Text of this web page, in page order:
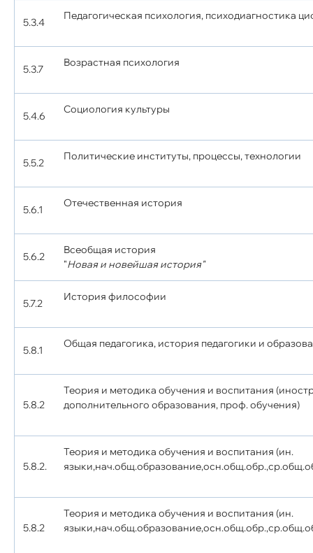
5.3.4
Педагогическая психология, психодиагностика
5.3.7
Возрастная психология
5.4.6
Социология культуры
5.5.2
Политические институты, процессы, технологии
5.6.1
Отечественная история
5.6.2
Всеобщая история
"Новая и новейшая история"
5.7.2
История философии
5.8.1
Общая педагогика, история педагогики и
5.8.2
Теория и методика обучения и воспитания
дополнительного образования, проф. обучения)
5.8.2.
Теория и методика обучения и воспитания (ин.
5.8.2
Теория и методика обучения и воспитания (ин.